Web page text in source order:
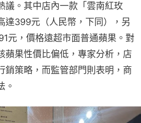
議。其中店內一款「雲南紅玫
達399元（人民幣，下同），另
元，價格遠超市面普通蘋果。對
蘋果性價比偏低，專家分析，店
銷策略，而監管部門則表明，商
。